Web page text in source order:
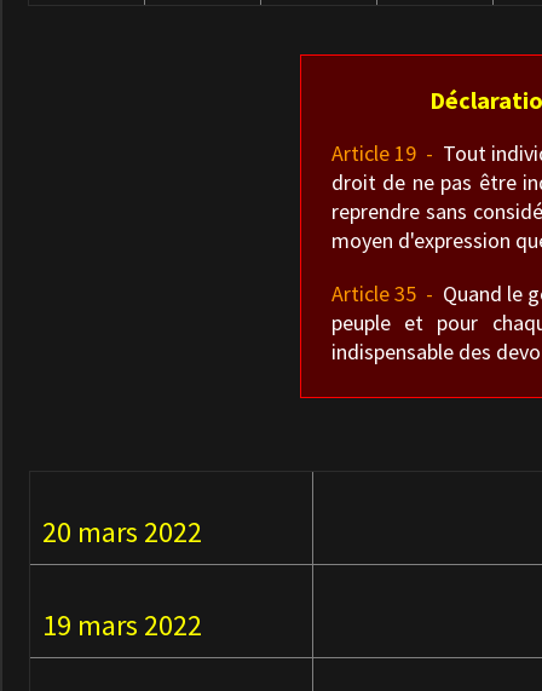
Article 19 - Tout
droit de ne pas être
reprendre sans
moyen d'expression
Article 35 - Quand le
peuple et pour
indispensable des
20 mars 2022
19 mars 2022